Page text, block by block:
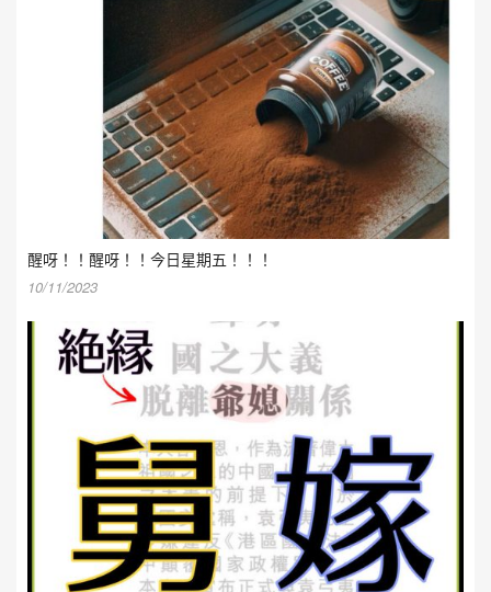
醒呀！！醒呀！！今日星期五！！！
10/11/2023